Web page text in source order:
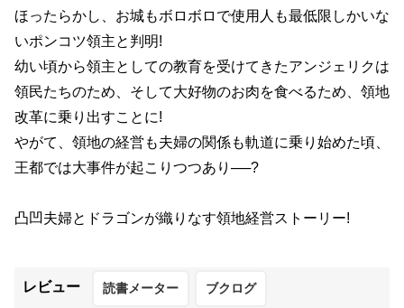
ほったらかし、お城もボロボロで使用人も最低限しかいな
いポンコツ領主と判明!
幼い頃から領主としての教育を受けてきたアンジェリクは
領民たちのため、そして大好物のお肉を食べるため、領地
改革に乗り出すことに!
やがて、領地の経営も夫婦の関係も軌道に乗り始めた頃、
王都では大事件が起こりつつあり──?
凸凹夫婦とドラゴンが織りなす領地経営ストーリー!
レビュー 読書メーター ブクログ